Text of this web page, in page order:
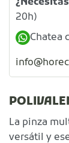
20h)
Chatea
La pinza
versátil y